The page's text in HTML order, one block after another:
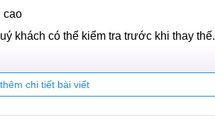
cao
khách có thể kiểm tra trước khi thay thế.
chi tiết bài viết